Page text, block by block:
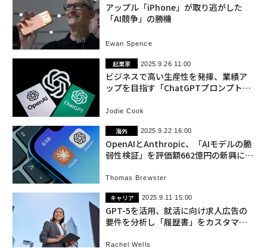
アップル「iPhone」が取り逃がした
「AI競争」の勝機
Ewan Spence
起業家 2025.9.26 11:00
ビジネスで高い生産性を発揮、業績ア
ップを目指す「ChatGPTプロンプト5
Jodie Cook
海外 2025.9.22 16:00
OpenAIとAnthropic、「AIモデルの脆
弱性検証」を評価額662億円の新興に依
Thomas Brewster
キャリア 2025.9.11 15:00
GPT-5を活用、就活に向け求人広告の
要件を分析し「履歴書」をカスタマイ
Rachel Wells